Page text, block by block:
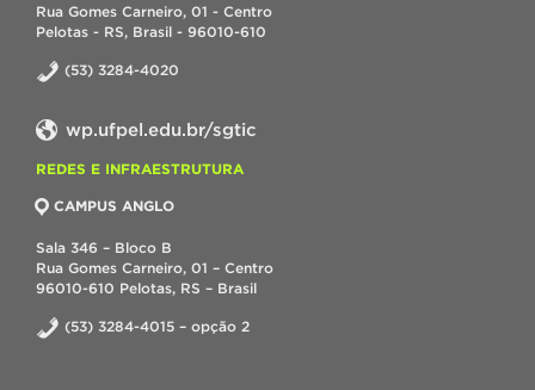
Rua Gomes Carneiro, 01 - Centro
Pelotas - RS, Brasil - 96010-610
wp.ufpel.edu.br/sgtic
(53) 3284-4020
REDES E INFRAESTRUTURA
CAMPUS ANGLO
Sala 346 – Bloco B
Rua Gomes Carneiro, 01 – Centro
96010-610 Pelotas, RS – Brasil
(53) 3284-4015 – opção 2